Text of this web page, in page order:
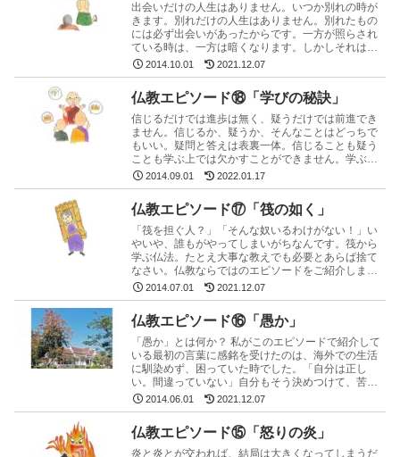
出会いだけの人生はありません。いつか別れの時が
きます。別れだけの人生はありません。別れたもの
には必ず出会いがあったからです。一方が照らされ
ている時は、一方は暗くなります。しかしそれは見
えないだけで、決して無いわけではありません。
2014.10.01 2021.12.07
仏教エピソード⑱「学びの秘訣」
信じるだけでは進歩は無く、疑うだけでは前進でき
ません。信じるか、疑うか、そんなことはどっちで
もいい。疑問と答えは表裏一体。信じることも疑う
ことも学ぶ上では欠かすことができません。学ぶ者
の心掛け。これが意外と難しい。
2014.09.01 2022.01.17
仏教エピソード⑰「筏の如く」
「筏を担ぐ人？」「そんな奴いるわけがない！」い
やいや、誰もがやってしまいがちなんです。筏から
学ぶ仏法。たとえ大事な教えでも必要とあらば捨て
なさい。仏教ならではのエピソードをご紹介しま
す。2014.07.01 2021.12.07
仏教エピソード⑯「愚か」
「愚か」とは何か？ 私がこのエピソードで紹介して
いる最初の言葉に感銘を受けたのは、海外での生活
に馴染めず、困っていた時でした。「自分は正し
い。間違っていない」自分もそう決めつけて、苦し
い思いをしたのを今でも覚えています。
2014.06.01 2021.12.07
仏教エピソード⑮「怒りの炎」
炎と炎とが交われば、結局は大きくなってしまうだ